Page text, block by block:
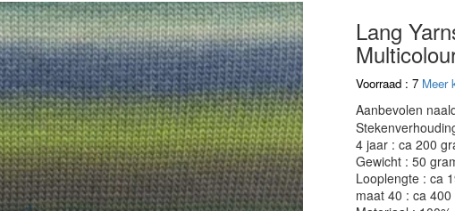
Lang
Voorraad : 7 Meer
Aanbevolen
4 jaar : ca 200
Gewicht : 50
Looplengte : ca
maat 40 : ca 400